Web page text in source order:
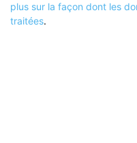
plus sur la façon dont les
traitées.